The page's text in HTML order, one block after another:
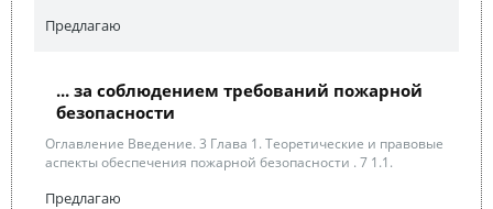
Предлагаю
... за соблюдением требований пожарной
безопасности
Оглавление Введение. 3 Глава 1. Теоретические и правовые
аспекты обеспечения пожарной безопасности . 7 1.1.
Предлагаю